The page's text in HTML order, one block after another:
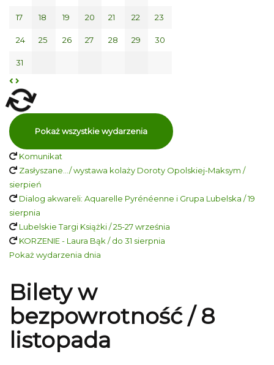
17 18 19 20 21 22 23
24 25 26 27 28 29 30
31
Pokaż wszystkie wydarzenia
Komunikat
Zasłyszane…/ wystawa kolaży Doroty Opolskiej-Maksym /
sierpień
Dialog akwareli: Aquarelle Pyrénéenne i Grupa Lubelska / 19
sierpnia
Lubelskie Targi Książki / 25-27 września
KORZENIE - Laura Bąk / do 31 sierpnia
Pokaż wydarzenia dnia
Bilety w
bezpowrotność / 8
listopada